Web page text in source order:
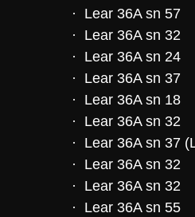
· Lear 36A sn 57
· Lear 36A sn 32
· Lear 36A sn 24
· Lear 36A sn 37
· Lear 36A sn 18
· Lear 36A sn 32
· Lear 36A sn 37
· Lear 36A sn 32
· Lear 36A sn 32
· Lear 36A sn 55